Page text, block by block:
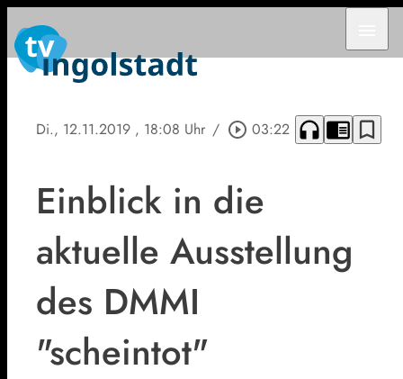
Di., 12.11.2019 , 18:08 Uhr / play_circle_outline 03:22 headphones chrome_reader_mode bookmark_border
Einblick in die
aktuelle Ausstellung
des DMMI
"scheintot"